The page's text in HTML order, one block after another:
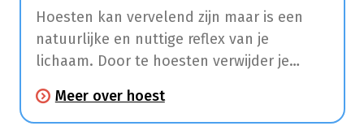
Hoesten kan vervelend zijn maar is een
natuurlijke en nuttige reflex van je
lichaam. Door te hoesten verwijder je
keel, luchtpijp en longen.
Meer over hoest